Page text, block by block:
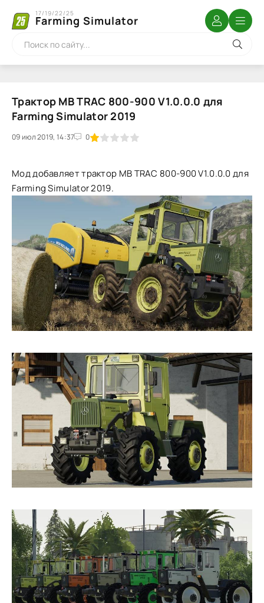
Farming Simulator
17/19/22/25
Трактор MB TRAC 800-900 V1.0.0.0 для
Farming Simulator 2019
09 июл 2019, 14:37 0
1 2 3 4 5
Мод добавляет трактор MB TRAC 800-900 V1.0.0.0 для
Farming Simulator 2019.